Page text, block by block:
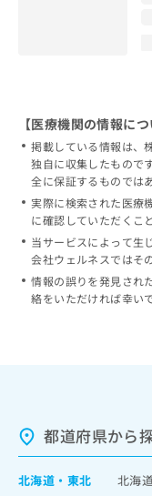
【医療機関の情報につ
掲載している情報は、
独自に収集したもので
全に保証するものでは
実際に検索された医療
に確認していただくこ
当サービスによって生
会社ウェルネスではそ
情報の誤りを発見され
絡をいただければ幸いで
都道府県から
北海道 ・ 東北 北海